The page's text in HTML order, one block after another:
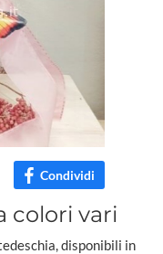
Condividi
colori vari
disponibili in